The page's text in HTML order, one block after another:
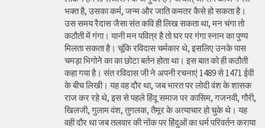
भक्त है, उसका कर्म, जन्म और जाति कमतर कैसे हो सकता है।
उस समय रैदास जैसा संत कवि ही लिख सकता था, मन चंगा तो
कठौती में गंगा। यानी मन पवित्र है तो घर पर गंगा स्नान का पुण्य
मिलता सकता है। चूंकि रविदास चर्मकार थे, इसलिए उनके पास
चमड़ा भिगोने का का छोटा बर्तन होता था। इस बात को ही कठौती
कहा गया है। संत रविदास जी ने अपनी रचनाएं 1489 से 1471 ईवी
के बीच लिखी। यह वह दौर था, जब भारत पर लोदी वंश के शासक
राज कर रहे थे, इस से पहले हिंदू समाज पर कासिम, गजनवी, गौरी,
खिलजी, गुलाम वंश, तुगलक, तैमूर के अत्याचार हो चुके थे। यह
वही दौर था जब तलवार की नोंक पर हिंदुओं का धर्म परिवर्तन कराया